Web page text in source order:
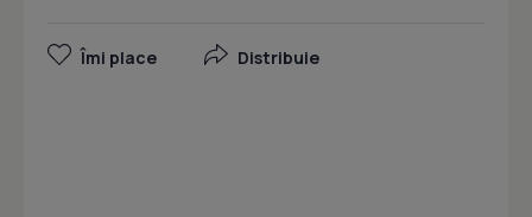
Îmi place Distribuie